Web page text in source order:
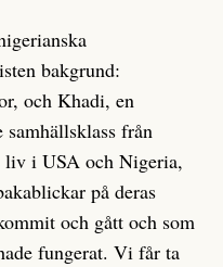
bakgrund:
och Khadi, en
från
liv i USA och Nigeria,
på deras
och gått och som
fungerat. Vi får ta